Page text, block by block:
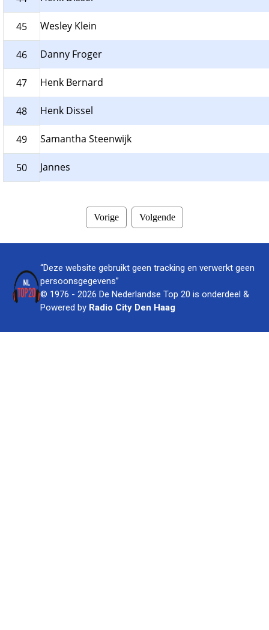
45 Wesley Klein
46 Danny Froger
47 Henk Bernard
48 Henk Dissel
49 Samantha Steenwijk
50 Jannes
Vorige Volgende
“Deze website gebruikt geen tracking en verwerkt geen
persoonsgegevens”
© 1976 - 2026 De Nederlandse Top 20 is onderdeel &
Powered by Radio City Den Haag